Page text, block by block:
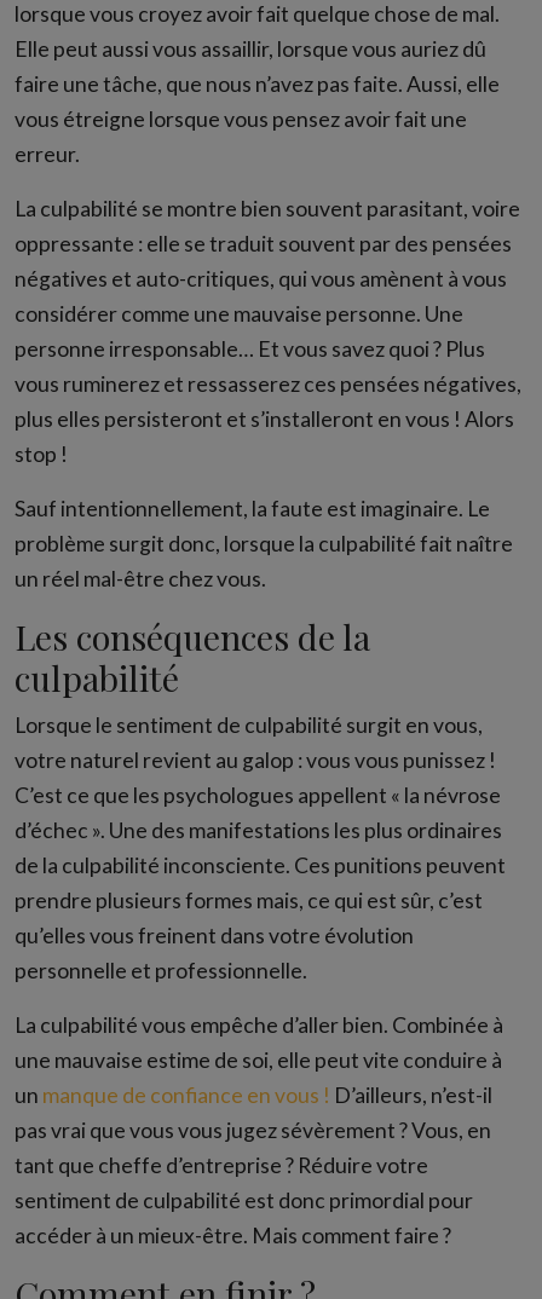
lorsque vous croyez avoir fait quelque chose de mal.
Elle peut aussi vous assaillir, lorsque vous auriez dû
faire une tâche, que nous n’avez pas faite. Aussi, elle
vous étreigne lorsque vous pensez avoir fait une
erreur.
La culpabilité se montre bien souvent parasitant, voire
oppressante : elle se traduit souvent par des pensées
négatives et auto-critiques, qui vous amènent à vous
considérer comme une mauvaise personne. Une
personne irresponsable… Et vous savez quoi ? Plus
vous ruminerez et ressasserez ces pensées négatives,
plus elles persisteront et s’installeront en vous ! Alors
stop !
Sauf intentionnellement, la faute est imaginaire. Le
problème surgit donc, lorsque la culpabilité fait naître
un réel mal-être chez vous.
Les conséquences de la
culpabilité
Lorsque le sentiment de culpabilité surgit en vous,
votre naturel revient au galop : vous vous punissez !
C’est ce que les psychologues appellent « la névrose
d’échec ». Une des manifestations les plus ordinaires
de la culpabilité inconsciente. Ces punitions peuvent
prendre plusieurs formes mais, ce qui est sûr, c’est
qu’elles vous freinent dans votre évolution
personnelle et professionnelle.
La culpabilité vous empêche d’aller bien. Combinée à
une mauvaise estime de soi, elle peut vite conduire à
un manque de confiance en vous ! D’ailleurs, n’est-il
pas vrai que vous vous jugez sévèrement ? Vous, en
tant que cheffe d’entreprise ? Réduire votre
sentiment de culpabilité est donc primordial pour
accéder à un mieux-être. Mais comment faire ?